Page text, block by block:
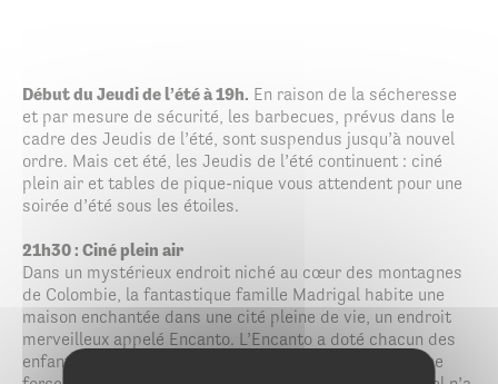
Début du Jeudi de l’été à 19h. En raison de la sécheresse
et par mesure de sécurité, les barbecues, prévus dans le
cadre des Jeudis de l’été, sont suspendus jusqu’à nouvel
ordre. Mais cet été, les Jeudis de l’été continuent : ciné
plein air et tables de pique-nique vous attendent pour une
soirée d’été sous les étoiles.
21h30 : Ciné plein air
Dans un mystérieux endroit niché au cœur des montagnes
de Colombie, la fantastique famille Madrigal habite une
maison enchantée dans une cité pleine de vie, un endroit
merveilleux appelé Encanto. L’Encanto a doté chacun des
enfants de la famille d’une faculté magique allant d’une